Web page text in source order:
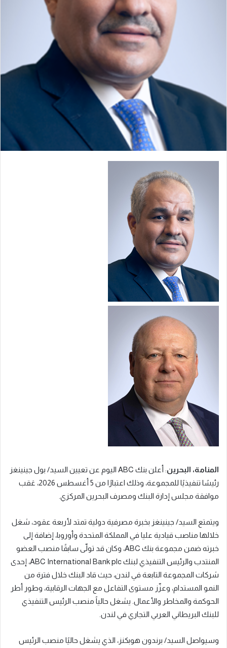
المنامة، البحرين
: أعلن بنك ABC اليوم عن تعيين السيد/ بول جينينغز
رئيسًا تنفيذيًا للمجموعة، وذلك اعتبارًا من 5 أغسطس 2026، عَقب
موافقة مجلس إدارة البنك ومصرف البحرين المركزي.
ويتمتع السيد/ جينينغز بخبرة مصرفية دولية تمتد لأربعة عقود، شغل
خلالها مناصب قيادية عليا في المملكة المتحدة وأوروبا، إضافة إلى
خبرته ضمن مجموعة بنك ABC، وكان قد تولّى سابقًا منصب العضو
المنتدب والرئيس التنفيذي لبنك ABC International Bank plc، إحدى
شركات المجموعة التابعة في لندن، حيث قاد البنك خلال فترة من
النمو المستدام، وعزّز مستوى التفاعل مع الجهات الرقابية، وطور أطر
الحوكمة والمخاطر والأعمال. يشغل حالياً منصب الرئيس التنفيذي
للبنك البريطاني العربي التجاري في لندن.
وسيواصل السيد/ برندون هوبكنز، الذي يشغل حاليًا منصب الرئيس